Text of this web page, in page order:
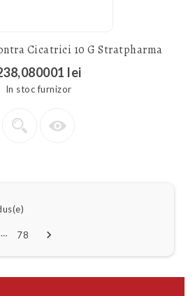
Cicatrici 10 G Stratpharma
lei
In stoc furnizor
… 78 